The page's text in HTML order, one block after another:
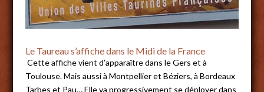
Le Taureau s’affiche dans le Midi de la France
Cette affiche vient d’apparaître dans le Gers et à
Toulouse. Mais aussi à Montpellier et Béziers, à Bordeaux
Tarbes et Pau… Elle va progressivement se déployer dans